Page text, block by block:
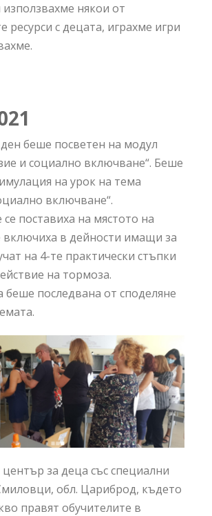
някои от
ресурси с децата, играхме игри
беше посветен на модул
и социално включване“. Беше
на урок на тема
включване“.
поставиха на мястото на
включиха в дейности имащи за
на 4-те практически стъпки
на тормоза.
беше последвана от споделяне
за деца със специални
обл. Цариброд, където
правят обучителите в